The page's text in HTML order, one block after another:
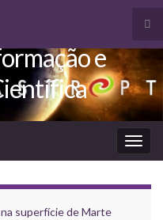
e
superfície de Marte